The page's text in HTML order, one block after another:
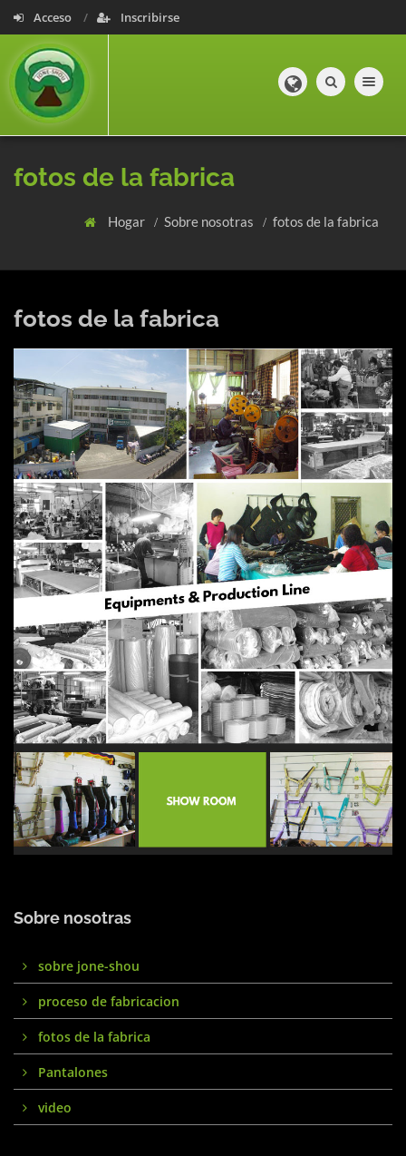
Acceso Inscribirse
Toggle
fotos de la fabrica
Hogar Sobre nosotras fotos de la fabrica
fotos de la fabrica
Sobre nosotras
sobre jone-shou
proceso de fabricacion
fotos de la fabrica
Pantalones
video